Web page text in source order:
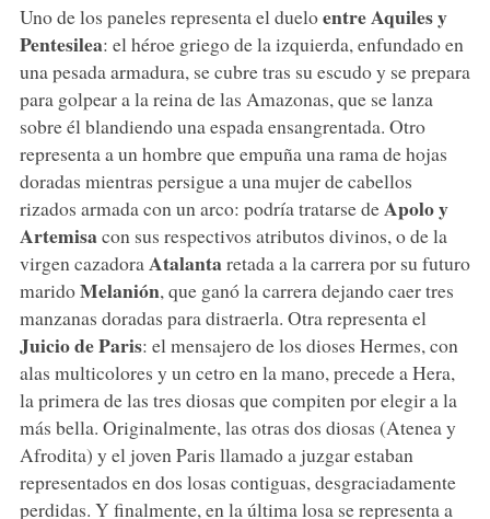
Uno de los paneles representa el dueloentre Aquiles y
Pentesilea: el héroe griego de la izquierda, enfundado en
una pesada armadura, se cubre tras su escudo y se prepara
para golpear a la reina de las Amazonas, que se lanza
sobre él blandiendo una espada ensangrentada. Otro
representa a un hombre que empuña una rama de hojas
doradas mientras persigue a una mujer de cabellos
rizados armada con un arco: podría tratarse deApolo y
Artemisacon sus respectivos atributos divinos, o de la
virgen cazadora Atalantaretada a la carrera por su futuro
maridoMelanión, que ganó la carrera dejando caer tres
manzanas doradas para distraerla. Otra representa el
Juicio de Paris: el mensajero de los dioses Hermes, con
alas multicolores y un cetro en la mano, precede a Hera,
la primera de las tres diosas que compiten por elegir a la
más bella. Originalmente, las otras dos diosas (Atenea y
Afrodita) y el joven Paris llamado a juzgar estaban
representados en dos losas contiguas, desgraciadamente
perdidas. Y finalmente, en la última losa se representa a